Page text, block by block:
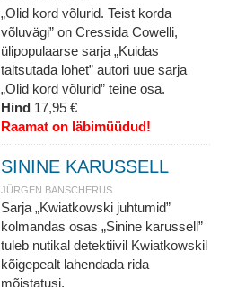
„Olid kord võlurid. Teist korda
võluvägi” on Cressida Cowelli,
ülipopulaarse sarja „Kuidas
taltsutada lohet” autori uue sarja
„Olid kord võlurid” teine osa.
Hind 17,95 €
Raamat on läbimüüdud!
SININE KARUSSELL
JÜRGEN BANSCHERUS
Sarja „Kwiatkowski juhtumid”
kolmandas osas „Sinine karussell”
tuleb nutikal detektiivil Kwiatkowskil
kõigepealt lahendada rida
mõistatusi.